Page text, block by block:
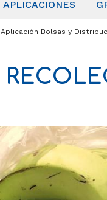
APLICACIONES
Aplicación Bolsas y